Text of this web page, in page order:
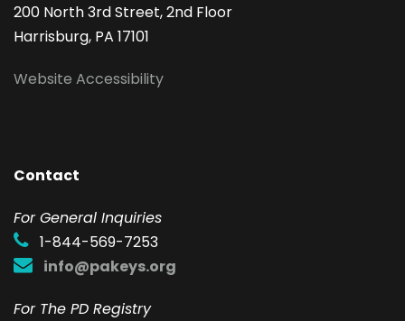
200 North 3rd Street, 2nd Floor
Harrisburg, PA 17101
Website Accessibility
Contact
For General Inquiries
1-844-569-7253
info@pakeys.org
For The PD Registry